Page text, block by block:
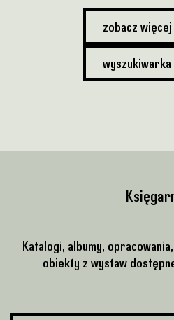
zobacz
Katalogi, albumy,
obiekty z wystaw